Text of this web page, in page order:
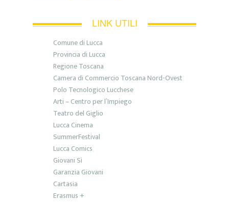
LINK UTILI
Comune di Lucca
Provincia di Lucca
Regione Toscana
Camera di Commercio Toscana Nord-Ovest
Polo Tecnologico Lucchese
Arti – Centro per l’Impiego
Teatro del Giglio
Lucca Cinema
SummerFestival
Lucca Comics
Giovani Sì
Garanzia Giovani
Cartasia
Erasmus +